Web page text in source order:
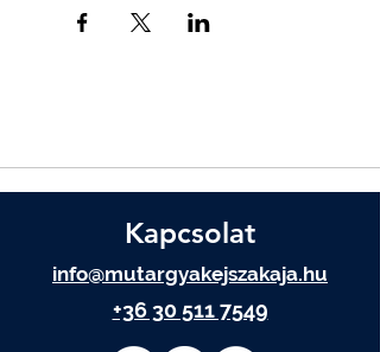
Kapcsolat
info@mutargyakejszakaja.hu
+36 30 511 7549